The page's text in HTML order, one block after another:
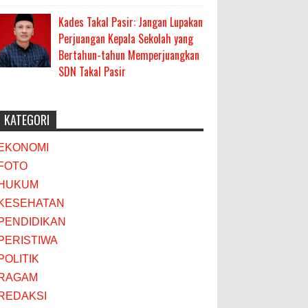
Kades Takal Pasir: Jangan Lupakan
Perjuangan Kepala Sekolah yang
Bertahun-tahun Memperjuangkan
SDN Takal Pasir
KATEGORI